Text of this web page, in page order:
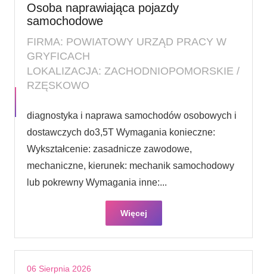
Osoba naprawiająca pojazdy
samochodowe
FIRMA: POWIATOWY URZĄD PRACY W
GRYFICACH
LOKALIZACJA: ZACHODNIOPOMORSKIE /
RZĘSKOWO
diagnostyka i naprawa samochodów osobowych i
dostawczych do3,5T Wymagania konieczne:
Wykształcenie: zasadnicze zawodowe,
mechaniczne, kierunek: mechanik samochodowy
lub pokrewny Wymagania inne:...
Więcej
06 Sierpnia 2026